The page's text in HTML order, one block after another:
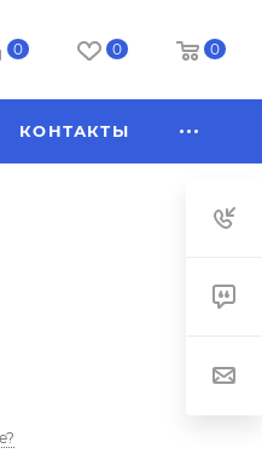
0 0 0
КОНТАКТЫ
ДОСТАВКА